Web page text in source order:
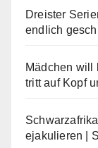
Dreister
endlich
Mädchen will
tritt auf Kopf
ejakulieren |